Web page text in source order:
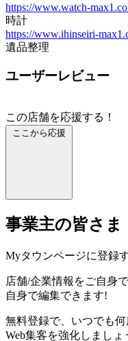
https://www.watch-
時計
https://www.ihinseiri-
遺品整理
ユーザーレビュー
この店舗を応援する！
ここから応援
事業主の皆さま
Myタウンページに登録
店舗/企業情報をご自身
自身で編集できます!
無料登録で、いつでも
Web集客を強化しましょ